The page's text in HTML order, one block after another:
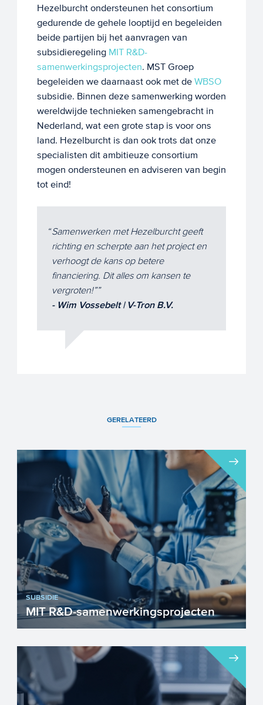
Hezelburcht ondersteunen het consortium
gedurende de gehele looptijd en begeleiden
beide partijen bij het aanvragen van
subsidieregeling MIT R&D-
samenwerkingsprojecten. MST Groep
begeleiden we daarnaast ook met de WBSO
subsidie. Binnen deze samenwerking worden
wereldwijde technieken samengebracht in
Nederland, wat een grote stap is voor ons
land. Hezelburcht is dan ook trots dat onze
specialisten dit ambitieuze consortium
mogen ondersteunen en adviseren van begin
tot eind!
Samenwerken met Hezelburcht geeft
richting en scherpte aan het project en
verhoogt de kans op betere
financiering. Dit alles om kansen te
vergroten!”
- Wim Vossebelt | V-Tron B.V.
GERELATEERD
SUBSIDIE
MIT R&D-samenwerkingsprojecten
De MIT R&D-samenwerkingsprojecten is
een subsidie vanuit de Mkb-
innovatiestimulering Regio en To...